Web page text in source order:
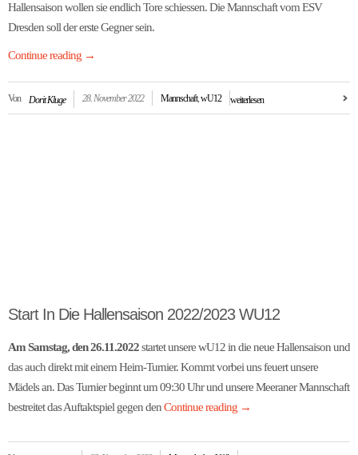
Hallensaison wollen sie endlich Tore schiessen. Die Mannschaft vom ESV
Dresden soll der erste Gegner sein.
Continue reading →
Von Dorit Kluge 28. November 2022 Mannschaft,wU12 weiterlesen
Start In Die Hallensaison 2022/2023 WU12
Am Samstag, den 26.11.2022startet unsere wU12 in die neue Hallensaison und
das auch direkt mit einem Heim-Turnier. Kommt vorbei uns feuert unsere
Mädels an. Das Turnier beginnt um 09:30 Uhr und unsere Meeraner Mannschaft
bestreitet das Auftaktspiel gegen denContinue reading →